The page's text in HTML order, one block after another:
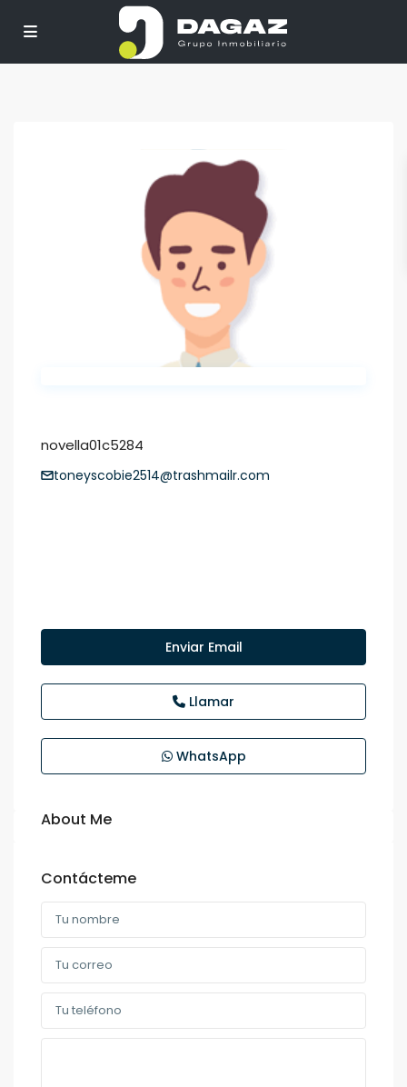
novella01c5284
toneyscobie2514@trashmailr.com
Enviar Email
Llamar
WhatsApp
About Me
Contácteme